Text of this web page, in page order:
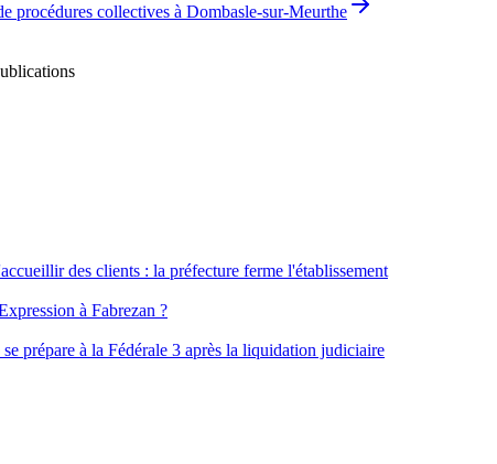
procédures collectives à Dombasle-sur-Meurthe
des clients : la préfecture ferme l'établissement
à Fabrezan ?
prépare à la Fédérale 3 après la liquidation judiciaire